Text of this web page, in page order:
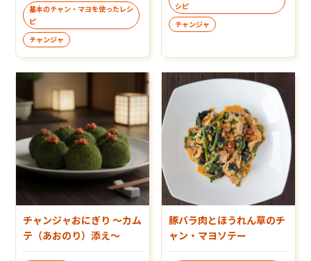
基本のチャン・マヨを使ったレシ
ピ
チャンジャ
シピ
チャンジャ
チャンジャおにぎり ～カム
テ（あおのり）添え～
豚バラ肉とほうれん草のチ
ャン・マヨソテー